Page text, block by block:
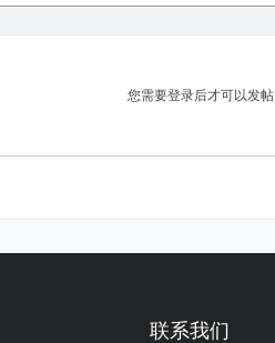
您需要登录后才可以发帖
联系我们